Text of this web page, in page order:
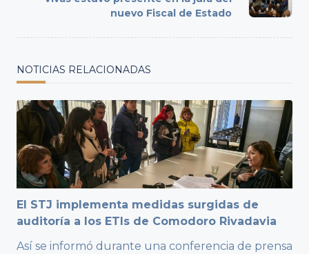
text">Page</span>nuevo Fiscal de Estado
NOTICIAS RELACIONADAS
El STJ implementa medidas surgidas de
auditoría a los ETIs de Comodoro Rivadavia
Así se informó durante una conferencia de prensa